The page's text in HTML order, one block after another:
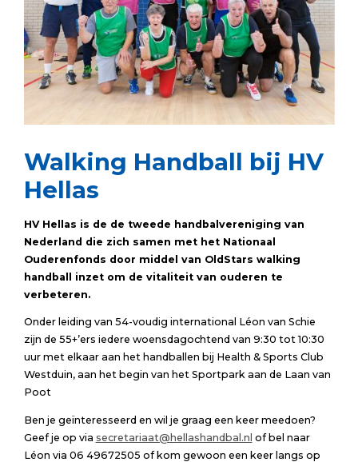
Walking Handball bij HV
Hellas
HV Hellas is de de tweede handbalvereniging van
Nederland die zich samen met het Nationaal
Ouderenfonds door middel van OldStars walking
handball inzet om de vitaliteit van ouderen te
verbeteren.
Onder leiding van 54-voudig international Léon van Schie
zijn de 55+’ers iedere woensdagochtend van 9:30 tot 10:30
uur met elkaar aan het handballen bij Health & Sports Club
Westduin, aan het begin van het Sportpark aan de Laan van
Poot
Ben je geïnteresseerd en wil je graag een keer meedoen?
Geef je op via secretariaat@hellashandbal.nl of bel naar
Léon via 06 49672505 of kom gewoon een keer langs op